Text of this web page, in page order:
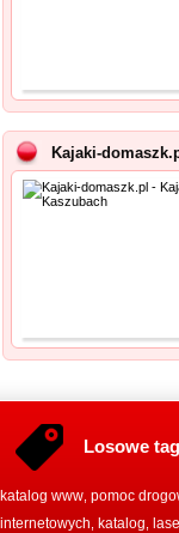
Kajaki-
Losowe
katalog www pomoc
internetowych katalog